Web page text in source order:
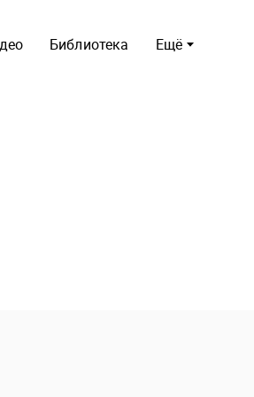
Ещё
Библиотека